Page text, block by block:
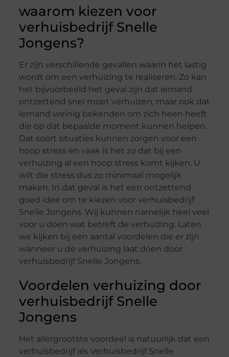
waarom kiezen voor
verhuisbedrijf Snelle
Jongens?
Er zijn verschillende gevallen waarin het lastig
wordt om een verhuizing te realiseren. Zo kan
het bijvoorbeeld het geval zijn dat iemand
ontzettend snel moet verhuizen, maar ook dat
iemand weinig bekenden om zich heen heeft
die op dat bepaalde moment kunnen helpen.
Dat soort situaties kunnen zorgen voor een
hoop stress en vaak is het zo dat bij een
verhuizing al een hoop stress komt kijken. U
wilt die stress dus zo minimaal mogelijk
maken. In dat geval is het een ontzettend
goed idee om te kiezen voor verhuisbedrijf
Snelle Jongens. Wij kunnen namelijk heel veel
voor u doen wat betreft de verhuizing. Laten
we kijken bij een aantal voordelen die er zijn
wanneer u de verhuizing laat doen door
verhuisbedrijf Snelle Jongens.
Voordelen verhuizing door
verhuisbedrijf Snelle
Jongens
Het allergrootste voordeel is natuurlijk dat een
verhuisbedrijf als Verhuisbedrijf Snelle